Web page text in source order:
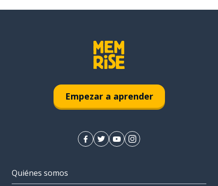
Empezar a aprender
Quiénes somos